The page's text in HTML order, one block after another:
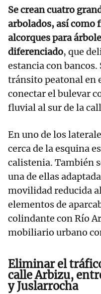
Se crean cuatro
arbolados, así como
alcorques para
diferenciado, que
estancia con
tránsito peatonal en
conectar el bulevar
fluvial al sur de la
En uno de los
cerca de la esquina
calistenia. También
una de ellas
movilidad reducida
elementos de
colindante con Río
mobiliario urbano
Eliminar el
calle Arbizu,
y Juslarrocha